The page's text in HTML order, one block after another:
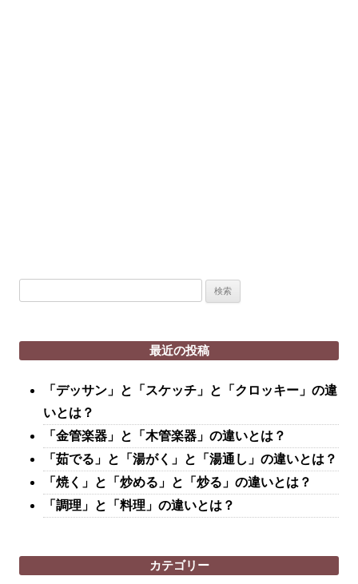
最近の投稿
「デッサン」と「スケッチ」と「クロッキー」の違
いとは？
「金管楽器」と「木管楽器」の違いとは？
「茹でる」と「湯がく」と「湯通し」の違いとは？
「焼く」と「炒める」と「炒る」の違いとは？
「調理」と「料理」の違いとは？
カテゴリー